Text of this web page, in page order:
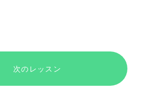
次のレッスン